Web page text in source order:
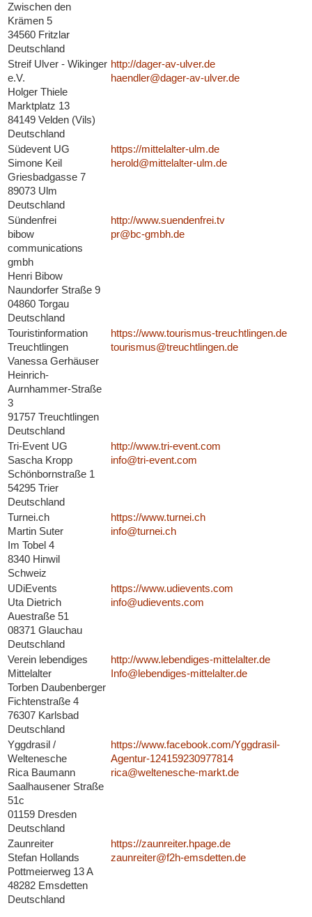
Zwischen den
Krämen 5
34560 Fritzlar
Deutschland
Streif Ulver - Wikinger
e.V.
Holger Thiele
Marktplatz 13
84149 Velden (Vils)
Deutschland
http://dager-av-ulver.de
haendler@dager-av-ulver.de
Südevent UG
Simone Keil
Griesbadgasse 7
89073 Ulm
Deutschland
https://mittelalter-ulm.de
herold@mittelalter-ulm.de
Sündenfrei
bibow
communications
gmbh
Henri Bibow
Naundorfer Straße 9
04860 Torgau
Deutschland
http://www.suendenfrei.tv
pr@bc-gmbh.de
Touristinformation
Treuchtlingen
Vanessa Gerhäuser
Heinrich-
Aurnhammer-Straße
3
91757 Treuchtlingen
Deutschland
https://www.tourismus-treuchtlingen.de
tourismus@treuchtlingen.de
Tri-Event UG
Sascha Kropp
Schönbornstraße 1
54295 Trier
Deutschland
http://www.tri-event.com
info@tri-event.com
Turnei.ch
Martin Suter
Im Tobel 4
8340 Hinwil
Schweiz
https://www.turnei.ch
info@turnei.ch
UDiEvents
Uta Dietrich
Auestraße 51
08371 Glauchau
Deutschland
https://www.udievents.com
info@udievents.com
Verein lebendiges
Mittelalter
Torben Daubenberger
Fichtenstraße 4
76307 Karlsbad
Deutschland
http://www.lebendiges-mittelalter.de
Info@lebendiges-mittelalter.de
Yggdrasil /
Weltenesche
Rica Baumann
Saalhausener Straße
51c
01159 Dresden
Deutschland
https://www.facebook.com/Yggdrasil-
Agentur-124159230977814
rica@weltenesche-markt.de
Zaunreiter
Stefan Hollands
Pottmeierweg 13 A
48282 Emsdetten
Deutschland
https://zaunreiter.hpage.de
zaunreiter@f2h-emsdetten.de